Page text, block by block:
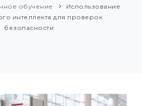
обучение
Использование
интеллекта для проверок
безопасности